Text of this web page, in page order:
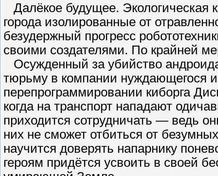
Далёкое будущее. Экологическая
города изолированные от
безудержный прогресс
своими создателями. По крайней
Осужденный за убийство
тюрьму в компании нуждающегося
перепрограммировании киборга
когда на транспорт нападают
приходится сотрудничать — ведь
них не сможет отбиться от
научится доверять напарнику
героям придётся усвоить в своей